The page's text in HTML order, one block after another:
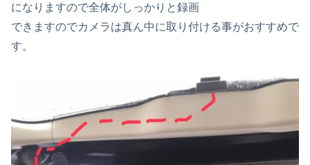
になりますので全体がしっかりと録画
できますのでカメラは真ん中に取り付ける事がおすすめで
す。